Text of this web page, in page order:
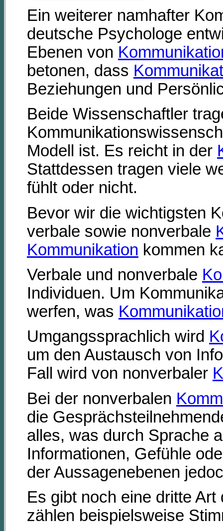
Ein weiterer namhafter
deutsche Psychologe
Ebenen von
betonen, dass
Beziehungen und
Beide Wissenschaftler
Modell ist. Es reicht in der
Stattdessen tragen viele
fühlt oder nicht.
Bevor wir die wichtigsten
verbale sowie nonverbale
Kommunikation kommen
Verbale und nonverbale
Individuen. Um
werfen, was
Umgangssprachlich wird
um den Austausch von
Fall wird von nonverbaler
Bei der nonverbalen
die
alles, was durch Sprache
Informationen, Gefühle
der Aussagenebenen
Es gibt noch eine dritte
zählen beispielsweise